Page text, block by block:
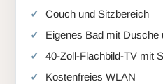
Couch und Sitzbereich
Eigenes Bad mit Dusche
40-Zoll-Flachbild-TV mit
Kostenfreies WLAN